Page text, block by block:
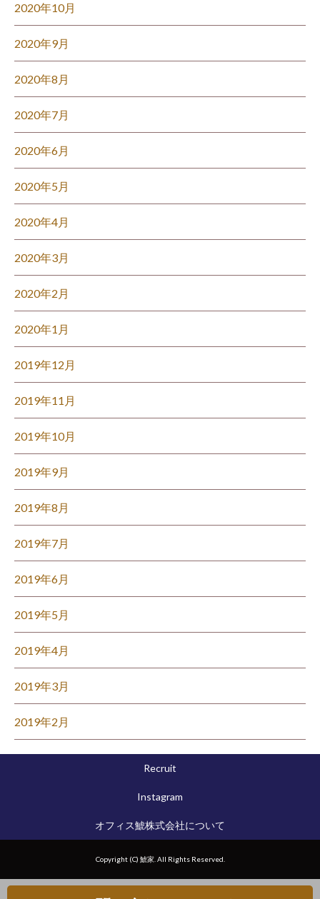
2020年10月
2020年9月
2020年8月
2020年7月
2020年6月
2020年5月
2020年4月
2020年3月
2020年2月
2020年1月
2019年12月
2019年11月
2019年10月
2019年9月
2019年8月
2019年7月
2019年6月
2019年5月
2019年4月
2019年3月
2019年2月
Recruit
Instagram
オフィス鯱株式会社について
Copyright (C) 鯱家. All Rights Reserved.